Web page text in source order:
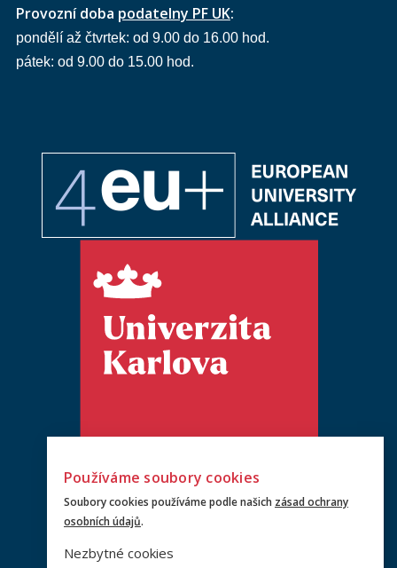
Provozní doba podatelny PF UK:
pondělí až čtvrtek: od 9.00 do 16.00 hod.
pátek: od 9.00 do 15.00 hod.
Používáme soubory cookies
Soubory cookies používáme podle našich zásad ochrany
osobních údajů.
Nezbytné cookies